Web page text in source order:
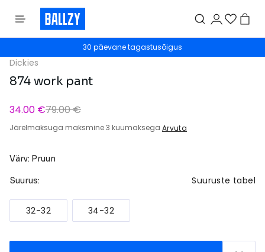
30 päevane tagastusõigus
Dickies
874 work pant
34.00 €79.00 €
Järelmaksuga maksmine 3 kuumaksega Arvuta
Värv: Pruun
Suurus: Suuruste tabel
32-32 34-32